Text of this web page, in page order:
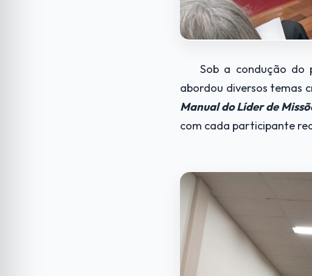
Sob a condução do
abordou diversos temas
Manual do Líder de
com cada participante